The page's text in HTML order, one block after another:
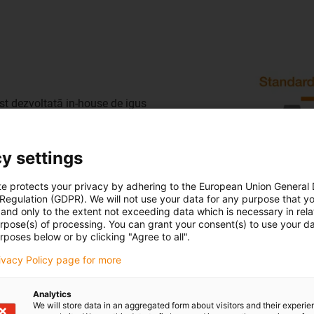
dezvoltată in-house de igus
înaltă convenționale.
forța aplicată într-o
la piulița din plastic și
și mai mari pentru
dinților, suprafața de
este redusă, iar
și fără vibrații sub
(factor 1,3) de
la uzură și un grad mai
până la 5 ori mai mare
settings
protects your privacy by adhering to the European Union General
(GDPR). We will not use your data for any purpose that
only to the extent not exceeding data which is necessary in
of processing. You can grant your consent(s) to use your
below or by clicking "Agree to all".
Policy page for more
Analytics
We will store data in an aggregated form about visitors and their